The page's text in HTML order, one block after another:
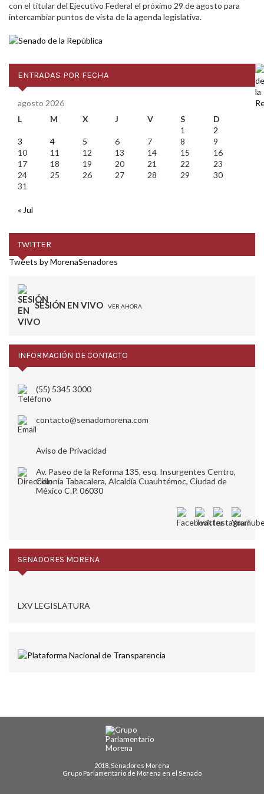
con el titular del Ejecutivo Federal el próximo 29 de agosto para
intercambiar puntos de vista de la agenda legislativa.
ENTRADAS POR FECHA
agosto 2026
L
M X J V S
D
1
2
3
4 5 6 7 8
9
10
11 12 13 14 15
16
17
18 19 20 21 22
23
24
25 26 27 28 29
30
31
« Jul
TWITTER
Tweets by MorenaSenadores
SESIÓN EN VIVO VER AHORA
INFORMACIÓN DE CONTACTO
(55) 5345 3000
contacto@senadomorena.com
Aviso de Privacidad
Av. Paseo de la Reforma 135, esq. Insurgentes Centro,
Colonia Tabacalera, Alcaldía Cuauhtémoc, Ciudad de
México C.P. 06030
SENADORES MORENA
LXV LEGISLATURA
2018, Senadores Morena
Grupo Parlamentario de Morena en el Senado